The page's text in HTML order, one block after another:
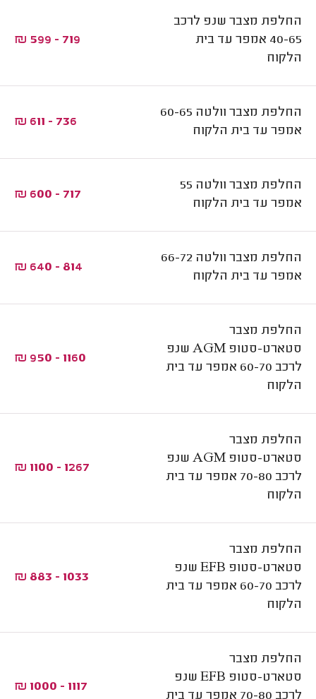
החלפת מצבר שנפ לרכב
40-65 אמפר עד בית
הלקוח
719 - 599 ₪
החלפת מצבר וולטה 60-65
אמפר עד בית הלקוח
736 - 611 ₪
החלפת מצבר וולטה 55
אמפר עד בית הלקוח
717 - 600 ₪
החלפת מצבר וולטה 66-72
אמפר עד בית הלקוח
814 - 640 ₪
החלפת מצבר
סטארט-סטופ AGM שנפ
לרכב 60-70 אמפר עד בית
הלקוח
1160 - 950 ₪
החלפת מצבר
סטארט-סטופ AGM שנפ
לרכב 70-80 אמפר עד בית
הלקוח
1267 - 1100 ₪
החלפת מצבר
סטארט-סטופ EFB שנפ
לרכב 60-70 אמפר עד בית
הלקוח
1033 - 883 ₪
החלפת מצבר
סטארט-סטופ EFB שנפ
1117 - 1000 ₪